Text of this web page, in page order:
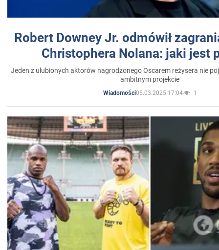
Robert Downey Jr. odmówił
Christophera Nolana: jaki jest
Jeden z ulubionych aktorów nagrodzonego Oscarem reżysera nie
ambitnym projekcie
Wiadomości05.03.2025 17:04 1